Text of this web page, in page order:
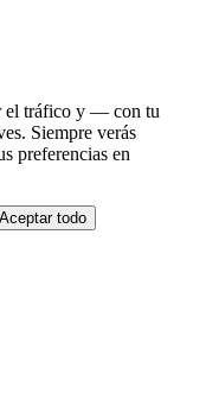
el tráfico y — con tu
Siempre verás
preferencias en
Aceptar todo